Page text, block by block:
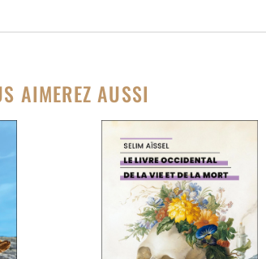
AIMEREZ AUSSI